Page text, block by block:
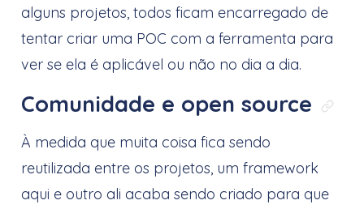
alguns projetos, todos ficam encarregado de
tentar criar uma POC com a ferramenta para
ver se ela é aplicável ou não no dia a dia.
Comunidade e open source
À medida que muita coisa fica sendo
reutilizada entre os projetos, um framework
aqui e outro ali acaba sendo criado para que